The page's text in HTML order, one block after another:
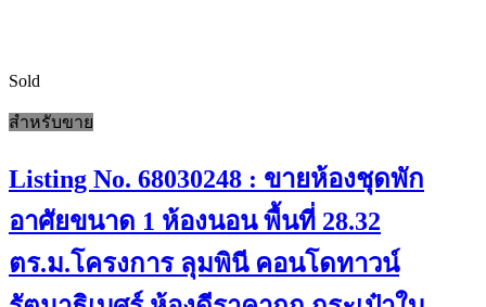
Sold
สำหรับขาย
Listing No. 68030248 : ขายห้องชุดพัก
อาศัยขนาด 1 ห้องนอน พื้นที่ 28.32
ตร.ม.โครงการ ลุมพินี คอนโดทาวน์